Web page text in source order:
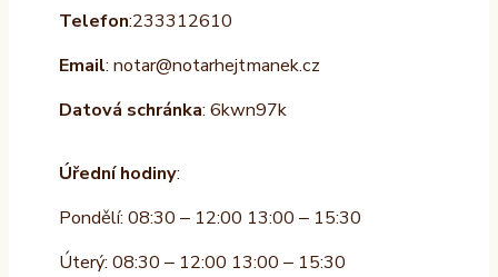
Telefon:233312610
Email: notar@notarhejtmanek.cz
Datová schránka: 6kwn97k
Úřední hodiny:
Pondělí: 08:30 – 12:00 13:00 – 15:30
Úterý: 08:30 – 12:00 13:00 – 15:30